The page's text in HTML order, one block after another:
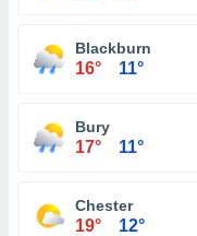
Blackburn
16° 11°
Bury
17° 11°
Chester
19° 12°